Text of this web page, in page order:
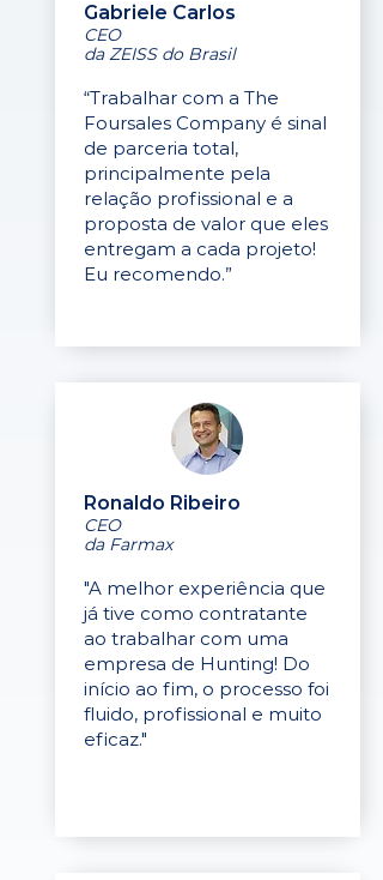
Gabriele Carlos
CEO
da ZEISS do Brasil
“Trabalhar com a The
Foursales Company é sinal
de parceria total,
principalmente pela
relação profissional e a
proposta de valor que eles
entregam a cada projeto!
Eu recomendo.”
Ronaldo Ribeiro
CEO
da Farmax
"A melhor experiência que
já tive como contratante
ao trabalhar com uma
empresa de Hunting! Do
início ao fim, o processo foi
fluido, profissional e muito
eficaz."